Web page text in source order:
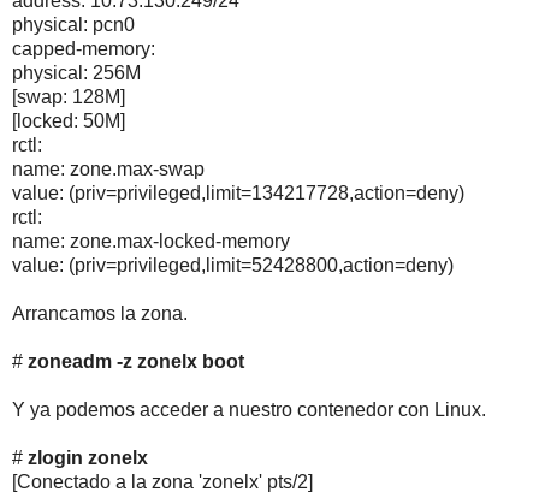
physical: pcn0
capped-memory:
physical: 256M
[swap: 128M]
[locked: 50M]
rctl:
name: zone.max-swap
value: (priv=privileged,limit=134217728,action=deny)
rctl:
name: zone.max-locked-memory
value: (priv=privileged,limit=52428800,action=deny)
Arrancamos la zona.
# zoneadm -z zonelx boot
Y ya podemos acceder a nuestro contenedor con Linux.
# zlogin zonelx
[Conectado a la zona 'zonelx' pts/2]